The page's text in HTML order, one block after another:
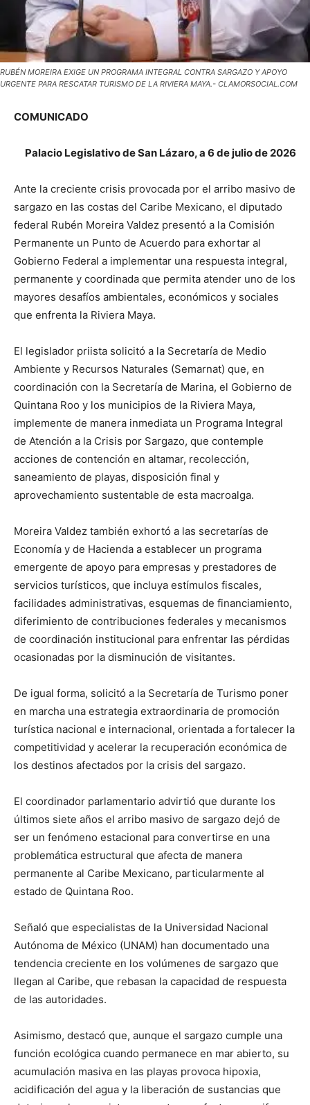
RUBÉN MOREIRA EXIGE UN PROGRAMA INTEGRAL CONTRA SARGAZO Y APOYO
URGENTE PARA RESCATAR TURISMO DE LA RIVIERA MAYA.- CLAMORSOCIAL.COM
COMUNICADO
Palacio Legislativo de San Lázaro, a 6 de julio de 2026
Ante la creciente crisis provocada por el arribo masivo de
sargazo en las costas del Caribe Mexicano, el diputado
federal Rubén Moreira Valdez presentó a la Comisión
Permanente un Punto de Acuerdo para exhortar al
Gobierno Federal a implementar una respuesta integral,
permanente y coordinada que permita atender uno de los
mayores desafíos ambientales, económicos y sociales
que enfrenta la Riviera Maya.
El legislador priista solicitó a la Secretaría de Medio
Ambiente y Recursos Naturales (Semarnat) que, en
coordinación con la Secretaría de Marina, el Gobierno de
Quintana Roo y los municipios de la Riviera Maya,
implemente de manera inmediata un Programa Integral
de Atención a la Crisis por Sargazo, que contemple
acciones de contención en altamar, recolección,
saneamiento de playas, disposición final y
aprovechamiento sustentable de esta macroalga.
Moreira Valdez también exhortó a las secretarías de
Economía y de Hacienda a establecer un programa
emergente de apoyo para empresas y prestadores de
servicios turísticos, que incluya estímulos fiscales,
facilidades administrativas, esquemas de financiamiento,
diferimiento de contribuciones federales y mecanismos
de coordinación institucional para enfrentar las pérdidas
ocasionadas por la disminución de visitantes.
De igual forma, solicitó a la Secretaría de Turismo poner
en marcha una estrategia extraordinaria de promoción
turística nacional e internacional, orientada a fortalecer la
competitividad y acelerar la recuperación económica de
los destinos afectados por la crisis del sargazo.
El coordinador parlamentario advirtió que durante los
últimos siete años el arribo masivo de sargazo dejó de
ser un fenómeno estacional para convertirse en una
problemática estructural que afecta de manera
permanente al Caribe Mexicano, particularmente al
estado de Quintana Roo.
Señaló que especialistas de la Universidad Nacional
Autónoma de México (UNAM) han documentado una
tendencia creciente en los volúmenes de sargazo que
llegan al Caribe, que rebasan la capacidad de respuesta
de las autoridades.
Asimismo, destacó que, aunque el sargazo cumple una
función ecológica cuando permanece en mar abierto, su
acumulación masiva en las playas provoca hipoxia,
acidificación del agua y la liberación de sustancias que